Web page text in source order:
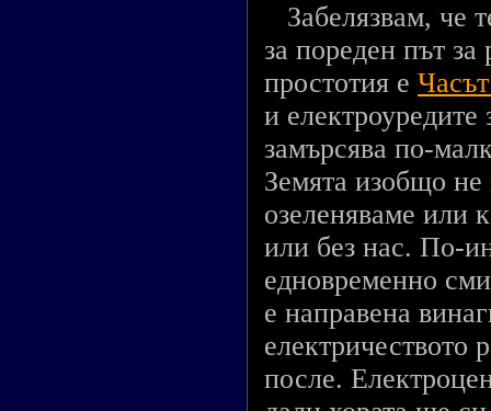
Забелязвам, че
за пореден път
простотия е
и
замърсява по-
Земята изобщо
озеленяваме или
или без нас. По-
едновременно
е направена
електричеството
после.